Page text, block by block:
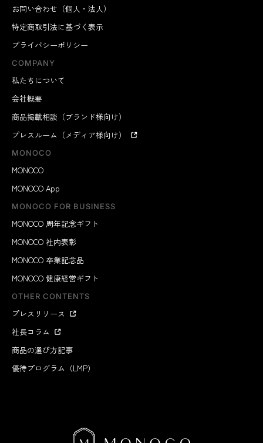
お問い合わせ（個人・法人）
特定商取引法に基づく表示
プライバシーポリシー
COMPANY
私たちについて
会社概要
商品掲載相談（ブランド様向け）
プレスルーム（メディア様向け）
MONOCO
MONOCO
MONOCO App
MONOCO FOR BUSINESS
MONOCO 周年記念ギフト
MONOCO 社内表彰
MONOCO 卒業記念品
MONOCO 健康経営ギフト
OTHER CONTENTS
プレスリリース
社長コラム
商品の選び方記事
優待プログラム（LMP）